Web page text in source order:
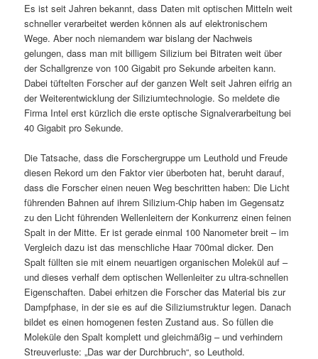
Es ist seit Jahren bekannt, dass Daten mit optischen Mitteln weit
schneller verarbeitet werden können als auf elektronischem
Wege. Aber noch niemandem war bislang der Nachweis
gelungen, dass man mit billigem Silizium bei Bitraten weit über
der Schallgrenze von 100 Gigabit pro Sekunde arbeiten kann.
Dabei tüftelten Forscher auf der ganzen Welt seit Jahren eifrig an
der Weiterentwicklung der Siliziumtechnologie. So meldete die
Firma Intel erst kürzlich die erste optische Signalverarbeitung bei
40 Gigabit pro Sekunde.
Die Tatsache, dass die Forschergruppe um Leuthold und Freude
diesen Rekord um den Faktor vier überboten hat, beruht darauf,
dass die Forscher einen neuen Weg beschritten haben: Die Licht
führenden Bahnen auf ihrem Silizium-Chip haben im Gegensatz
zu den Licht führenden Wellenleitern der Konkurrenz einen feinen
Spalt in der Mitte. Er ist gerade einmal 100 Nanometer breit – im
Vergleich dazu ist das menschliche Haar 700mal dicker. Den
Spalt füllten sie mit einem neuartigen organischen Molekül auf –
und dieses verhalf dem optischen Wellenleiter zu ultra-schnellen
Eigenschaften. Dabei erhitzen die Forscher das Material bis zur
Dampfphase, in der sie es auf die Siliziumstruktur legen. Danach
bildet es einen homogenen festen Zustand aus. So füllen die
Moleküle den Spalt komplett und gleichmäßig – und verhindern
Streuverluste: „Das war der Durchbruch“, so Leuthold.